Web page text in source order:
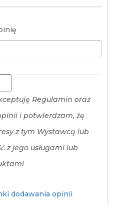
Regulamin oraz
i potwierdzam, żę
z tym Wystawcą lub
z jego usługami lub
dodawania opinii